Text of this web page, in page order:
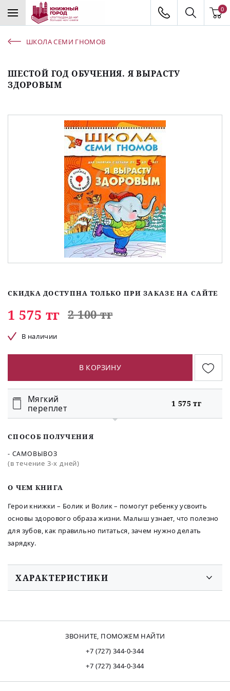
0
ШКОЛА СЕМИ ГНОМОВ
ШЕСТОЙ ГОД ОБУЧЕНИЯ. Я ВЫРАСТУ
ЗДОРОВЫМ
O ЧЕМ КНИГА
Герои книжки – Болик и Волик – помогут ребенку усвоить
основы здорового образа жизни. Малыш узнает, что полезно
для зубов, как правильно питаться, зачем нужно делать
зарядку.
СКИДКА ДОСТУПНА ТОЛЬКО ПРИ ЗАКАЗЕ НА САЙТЕ
1 575 тг 2 100 тг
В наличии
В КОРЗИНУ
Мягкий
переплет
1 575 тг
СПОСОБ ПОЛУЧЕНИЯ
- САМОВЫВОЗ
(в течение 3-х дней)
ХАРАКТЕРИСТИКИ
ЗВОНИТЕ, ПОМОЖЕМ НАЙТИ
+7 (727) 344-0-344
+7 (727) 344-0-344